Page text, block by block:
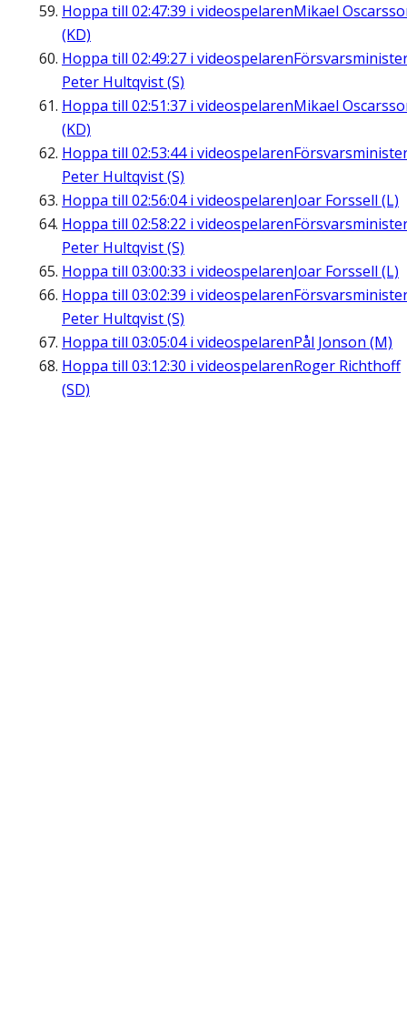
Hoppa till 02:47:39 i videospelarenMikael
(KD)
Hoppa till 02:49:27 i videospelaren
Peter Hultqvist (S)
Hoppa till 02:51:37 i videospelarenMikael
(KD)
Hoppa till 02:53:44i videospelaren
Peter Hultqvist (S)
Hoppa till 02:56:04i videospelarenJoar Forssell (L)
Hoppa till 02:58:22 i videospelaren
Peter Hultqvist (S)
Hoppa till 03:00:33 i videospelarenJoar Forssell (L)
Hoppa till 03:02:39 i videospelaren
Peter Hultqvist (S)
Hoppa till 03:05:04i videospelarenPål Jonson (M)
Hoppa till 03:12:30 i videospelarenRoger Richthoff
(SD)